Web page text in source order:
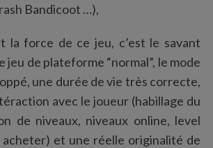
Bandicoot …),
la force de ce jeu, c’est le savant
jeu de plateforme “normal”, le mode
une durée de vie très correcte,
avec le joueur (habillage du
de niveaux, niveaux online, level
acheter) et une réelle originalité de